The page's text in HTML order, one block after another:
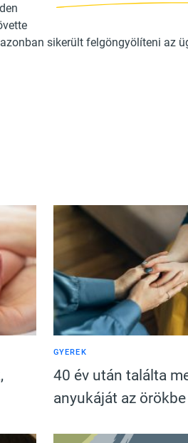
sikerült felgöngyölíteni az
GYEREK
40 év után találta
anyukáját az